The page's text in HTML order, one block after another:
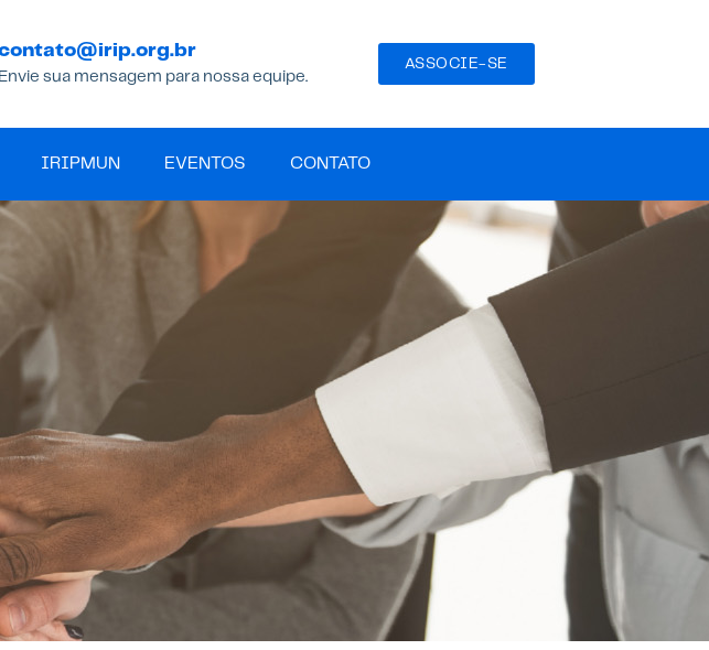
sua mensagem para nossa equipe.
ASSOCIE-SE
IRIPMUN EVENTOS CONTATO